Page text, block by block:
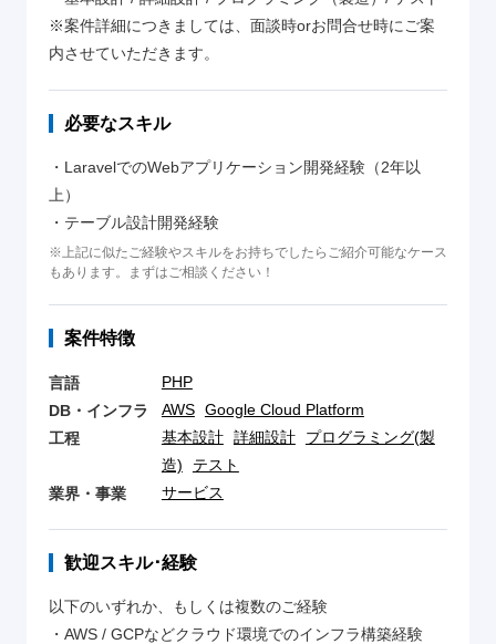
※案件詳細につきましては、面談時orお問合せ時にご案
内させていただきます。
必要なスキル
・LaravelでのWebアプリケーション開発経験（2年以
上）
・テーブル設計開発経験
※上記に似たご経験やスキルをお持ちでしたらご紹介可能なケース
もあります。まずはご相談ください！
案件特徴
言語
PHP
DB・インフラ
AWS Google Cloud Platform
工程
基本設計 詳細設計
プログラミング(製
造)
テスト
業界・事業
サービス
歓迎スキル･経験
以下のいずれか、もしくは複数のご経験
・AWS / GCPなどクラウド環境でのインフラ構築経験